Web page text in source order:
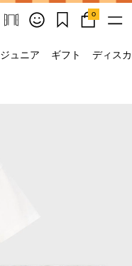
0
ジュニア ギフト ディス